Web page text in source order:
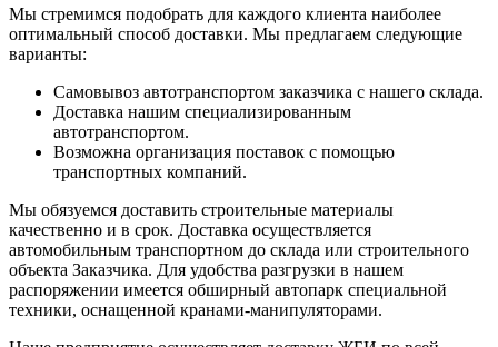
Мы стремимся подобрать для каждого клиента наиболее
оптимальный способ доставки. Мы предлагаем следующие
варианты:
Самовывоз автотранспортом заказчика с нашего склада.
Доставка нашим специализированным
автотранспортом.
Возможна организация поставок с помощью
транспортных компаний.
Мы обязуемся доставить строительные материалы
качественно и в срок. Доставка осуществляется
автомобильным транспортном до склада или строительного
объекта Заказчика. Для удобства разгрузки в нашем
распоряжении имеется обширный автопарк специальной
техники, оснащенной кранами-манипуляторами.